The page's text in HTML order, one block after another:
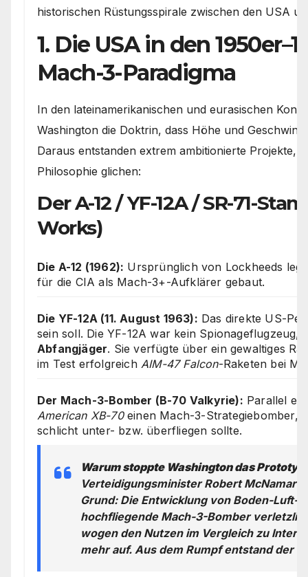
historischen Rüstungsspirale zwischen den USA
1. Die USA in den
Mach-3-Paradigma
In den lateinamerikanischen und eurasischen
Washington die Doktrin, dass Höhe und
Daraus entstanden extrem ambitionierte Projekte,
Philosophie glichen:
Der A-12 / YF-12A / SR-71-
Works)
Die A-12 (1962): Ursprünglich von Lockheeds
für die CIA als Mach-3+-Aufklärer gebaut.
Die YF-12A (11. August 1963): Das direkte US-
sein soll. Die YF-12A war kein Spionageflugzeug,
Abfangjäger. Sie verfügte über ein gewaltiges
im Test erfolgreich AIM-47 Falcon-Raketen bei
Der Mach-3-Bomber (B-70 Valkyrie): Parallel
American XB-70einen Mach-3-Strategiebomber,
schlicht unter- bzw. überfliegen sollte.
Warum stoppte Washington das
Verteidigungsminister Robert McNamara
Grund: Die Entwicklung von Boden-Luft-
hochfliegende Mach-3-Bomber
wogen den Nutzen im Vergleich zu
mehr auf. Aus dem Rumpf entstand der